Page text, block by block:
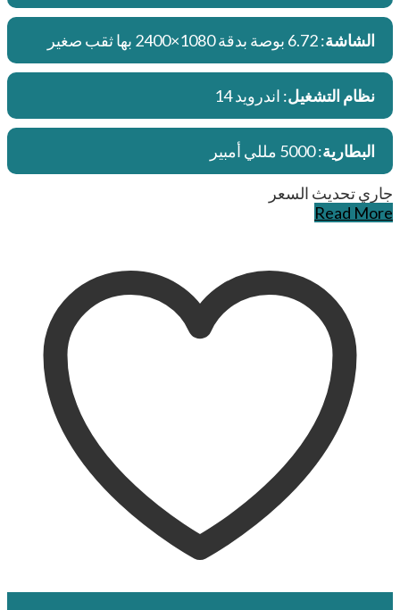
الشاشة: 6.72 بوصة بدقة 1080×2400 بها ثقب صغير
نظام التشغيل: اندرويد 14
البطارية: 5000 مللي أمبير
جاري تحديث السعر
Read More